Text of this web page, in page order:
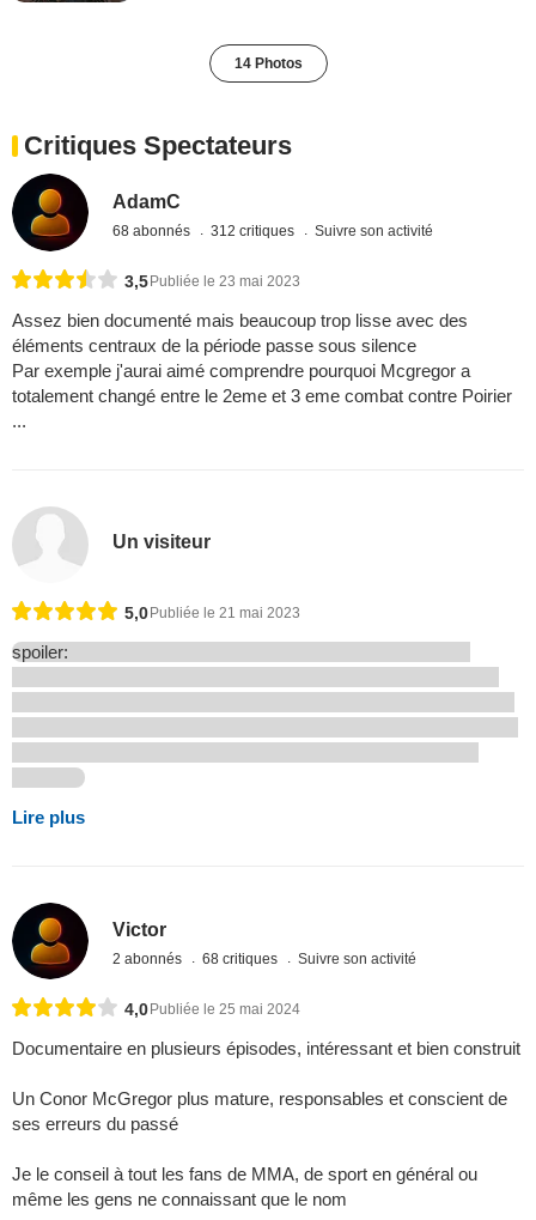
14 Photos
Critiques Spectateurs
AdamC
68 abonnés 312 critiques Suivre son activité
3,5Publiée le 23 mai 2023
Assez bien documenté mais beaucoup trop lisse avec des
éléments centraux de la période passe sous silence
Par exemple j'aurai aimé comprendre pourquoi Mcgregor a
totalement changé entre le 2eme et 3 eme combat contre Poirier
...
Un visiteur
5,0Publiée le 21 mai 2023
spoiler:
Lire plus
Victor
2 abonnés 68 critiques Suivre son activité
4,0 Publiée le 25 mai 2024
Documentaire en plusieurs épisodes, intéressant et bien construit
Un Conor McGregor plus mature, responsables et conscient de
ses erreurs du passé
Je le conseil à tout les fans de MMA, de sport en général ou
même les gens ne connaissant que le nom